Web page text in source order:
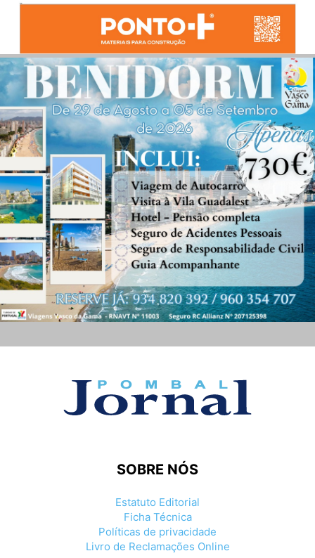
SOBRE NÓS
Estatuto Editorial
Ficha Técnica
Políticas de privacidade
Livro de Reclamações Online